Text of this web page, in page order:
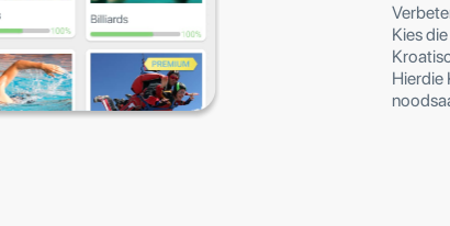
Kies
Hierdie